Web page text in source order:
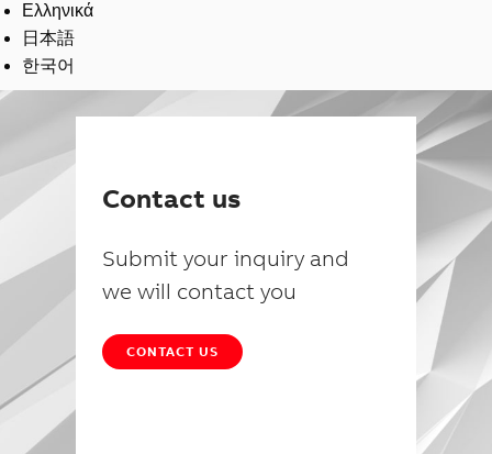
Ελληνικά
日本語
한국어
Contact us
Submit your inquiry and
we will contact you
CONTACT US